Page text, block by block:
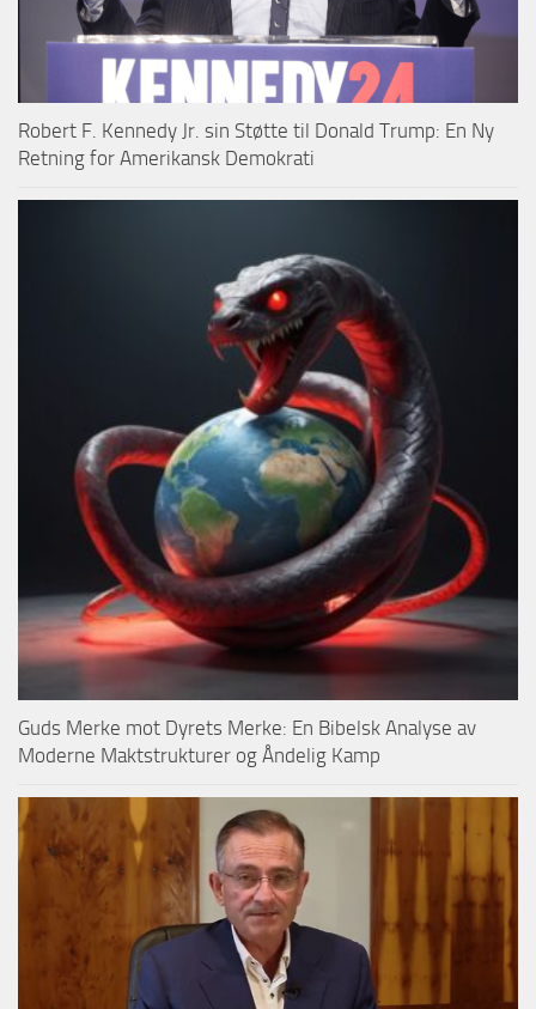
Robert F. Kennedy Jr. sin Støtte til Donald Trump: En Ny
Retning for Amerikansk Demokrati
Guds Merke mot Dyrets Merke: En Bibelsk Analyse av
Moderne Maktstrukturer og Åndelig Kamp